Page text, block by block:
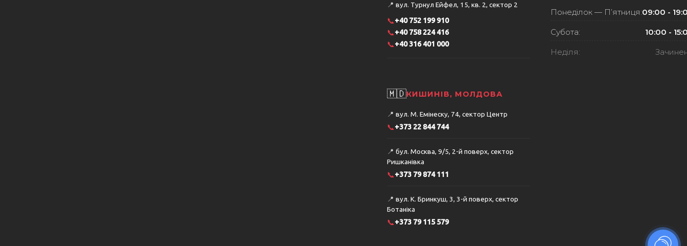
📍 вул. Турнул Ейфел, 15, кв. 2, сектор 2
📞+40 752 199 910
📞+40 758 224 416
📞+40 316 401 000
🇲🇩КИШИНІВ, МОЛДОВА
📍 вул. М. Емінеску, 74, сектор Центр
📞+373 22 844 744
📍 бул. Москва, 9/5, 2-й поверх, сектор
Ришканівка
📞+373 79 874 111
📍 вул. К. Бринкуш, 3, 3-й поверх, сектор
Ботаніка
📞+373 79 115 579
Понеділок — П’ятниця:09:00 -
Субота: 10:00 -
Неділя: